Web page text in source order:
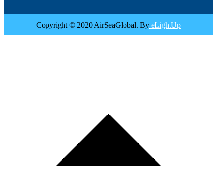
Copyright © 2020 AirSeaGlobal. By eLightUp